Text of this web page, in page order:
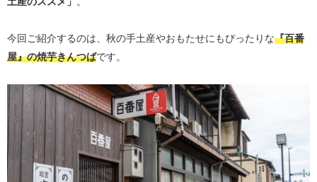
今回ご紹介するのは、秋の手土産やおもたせにもぴったりな『百番
屋』の焼芋きんつばです。